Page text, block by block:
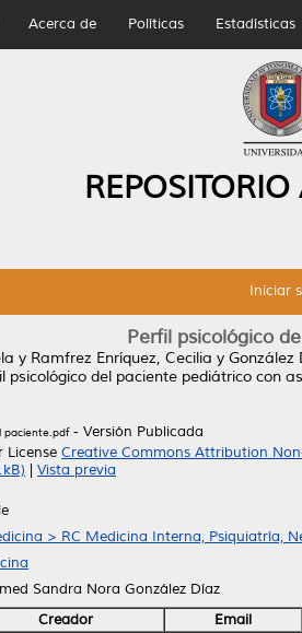
Acerca de Políticas Estadísticas
Iniciar
Perfil psicológico
y Ramfrez Enríquez, Cecilia y González
psicológico del paciente pediátrico con
paciente.pdf- Versión Publicada
License Creative Commons Attribution
Vista previa
> RC Medicina Interna, Psiquiatría,
Sandra Nora González Díaz
Creador
Email